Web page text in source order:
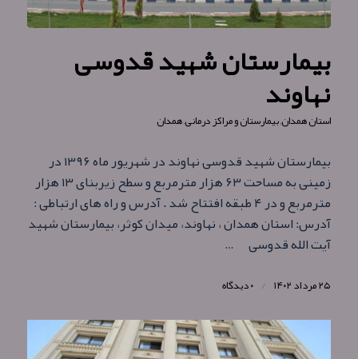
بیمارستان شهید قدوسی
نهاوند
استان همدان,بیمارستان و مراکز درمانی,همدان
بیمارستان شهید قدوسی نهاوند در شهریور ماه ۱۳۹۶ در
زمینی به مساحت ۶۳ هزار مترمربع و سطح زیربنای ۱۳ هزار
مترمربع و در ۴ طبقه افتتاح شد . آدرس و راه های ارتباطی :
آدرس: استان همدان ، نهاوند، میدان کوثر، بیمارستان شهید
آیت الله قدوسی …
۲۵ مرداد ۱۴۰۲ / ۰ دیدگاه